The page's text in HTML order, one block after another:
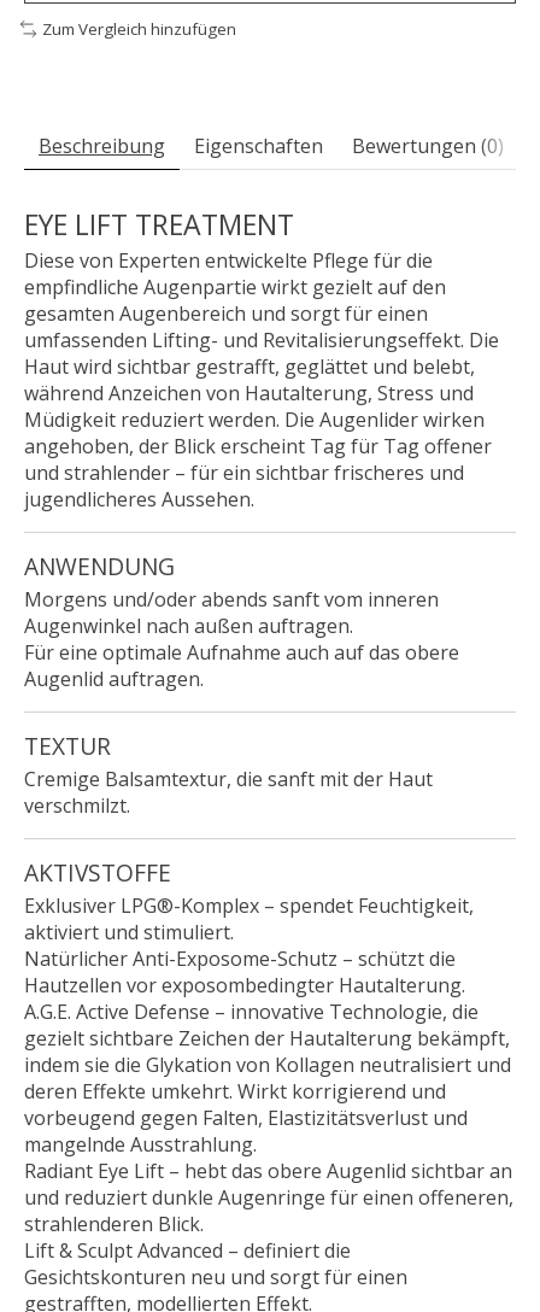
Zum Vergleich hinzufügen
Beschreibung Eigenschaften Bewertungen (0)
EYE LIFT TREATMENT
Diese von Experten entwickelte Pflege für die
empfindliche Augenpartie wirkt gezielt auf den
gesamten Augenbereich und sorgt für einen
umfassenden Lifting- und Revitalisierungseffekt. Die
Haut wird sichtbar gestrafft, geglättet und belebt,
während Anzeichen von Hautalterung, Stress und
Müdigkeit reduziert werden. Die Augenlider wirken
angehoben, der Blick erscheint Tag für Tag offener
und strahlender – für ein sichtbar frischeres und
jugendlicheres Aussehen.
ANWENDUNG
Morgens und/oder abends sanft vom inneren
Augenwinkel nach außen auftragen.
Für eine optimale Aufnahme auch auf das obere
Augenlid auftragen.
TEXTUR
Cremige Balsamtextur, die sanft mit der Haut
verschmilzt.
AKTIVSTOFFE
Exklusiver LPG®-Komplex – spendet Feuchtigkeit,
aktiviert und stimuliert.
Natürlicher Anti-Exposome-Schutz – schützt die
Hautzellen vor exposombedingter Hautalterung.
A.G.E. Active Defense – innovative Technologie, die
gezielt sichtbare Zeichen der Hautalterung bekämpft,
indem sie die Glykation von Kollagen neutralisiert und
deren Effekte umkehrt. Wirkt korrigierend und
vorbeugend gegen Falten, Elastizitätsverlust und
mangelnde Ausstrahlung.
Radiant Eye Lift – hebt das obere Augenlid sichtbar an
und reduziert dunkle Augenringe für einen offeneren,
strahlenderen Blick.
Lift & Sculpt Advanced – definiert die
Gesichtskonturen neu und sorgt für einen
gestrafften, modellierten Effekt.